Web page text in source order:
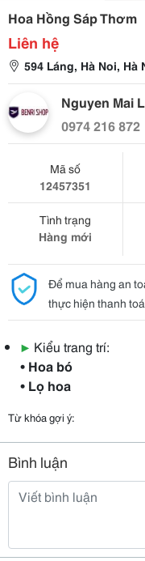
Hoa Hồng Sáp Thơm
Liên hệ
594 Láng, Hà Noi, Hà
Nguyen Mai
0974 216 872
Mã số
12457351
Tình trạng
Hàng mới
Để mua hàng an
thực hiện thanh
▶ Kiểu trang trí:
• Hoa bó
• Lọ hoa
Từ khóa gợi ý:
Bình luận